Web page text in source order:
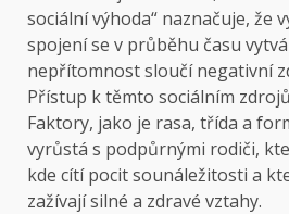
sociální výhoda“ naznačuje, že
spojení se v průběhu času
nepřítomnost sloučí negativní
Přístup k těmto sociálním
Faktory, jako je rasa, třída a
vyrůstá s podpůrnými rodiči,
kde cítí pocit sounáležitosti a
zažívají silné a zdravé vztahy.